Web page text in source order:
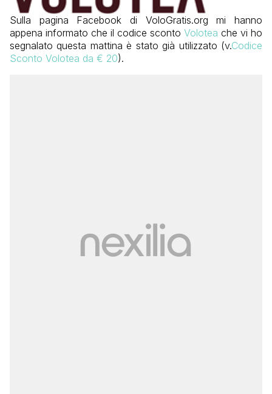
Sulla pagina Facebook di VoloGratis.org mi hanno
appena informato che il codice sconto Volotea che vi ho
segnalato questa mattina è stato già utilizzato (v.Codice
Sconto Volotea da € 20).